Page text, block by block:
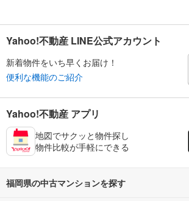
Yahoo!不動産 LINE公式アカウント
新着物件をいち早くお届け！
便利な機能のご紹介
Yahoo!不動産 アプリ
地図でサクッと物件探し
物件比較が手軽にできる
福岡県の中古マンションを探す